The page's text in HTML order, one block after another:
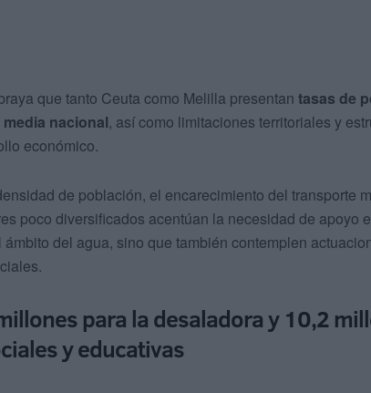
que tanto Ceuta como Melilla presentan tasas de
nacional, así como limitaciones territoriales y
económico.
de población, el encarecimiento del transporte
poco diversificados acentúan la necesidad de apoyo
del agua, sino que también contemplen
para la desaladora y 10,2
y educativas